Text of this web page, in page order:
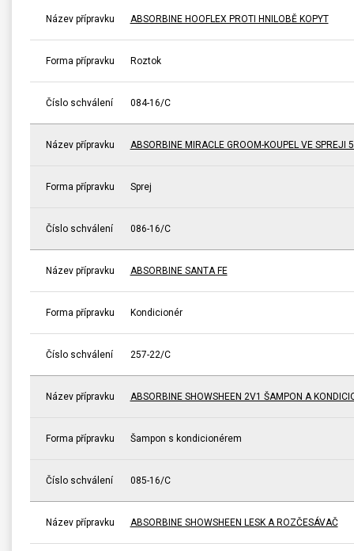
Název přípravku ABSORBINE HOOFLEX PROTI HNILOBĚ KOPYT
Forma přípravku Roztok
Číslo schválení 084-16/C
Název přípravku ABSORBINE MIRACLE GROOM-KOUPEL VE SPREJI
Forma přípravku Sprej
Číslo schválení 086-16/C
Název přípravku ABSORBINE SANTA FE
Forma přípravku Kondicionér
Číslo schválení 257-22/C
Název přípravku ABSORBINE SHOWSHEEN 2V1 ŠAMPON A
Forma přípravku Šampon s kondicionérem
Číslo schválení 085-16/C
Název přípravku ABSORBINE SHOWSHEEN LESK A ROZČESÁVAČ